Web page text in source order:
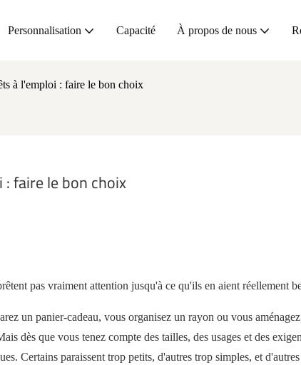
Personnalisation Capacité À propos de nous
à l'emploi : faire le bon choix
faire le bon choix
pas vraiment attention jusqu'à ce qu'ils en aient réellement
un panier-cadeau, vous organisez un rayon ou vous
dès que vous tenez compte des tailles, des usages et des
Certains paraissent trop petits, d'autres trop simples, et